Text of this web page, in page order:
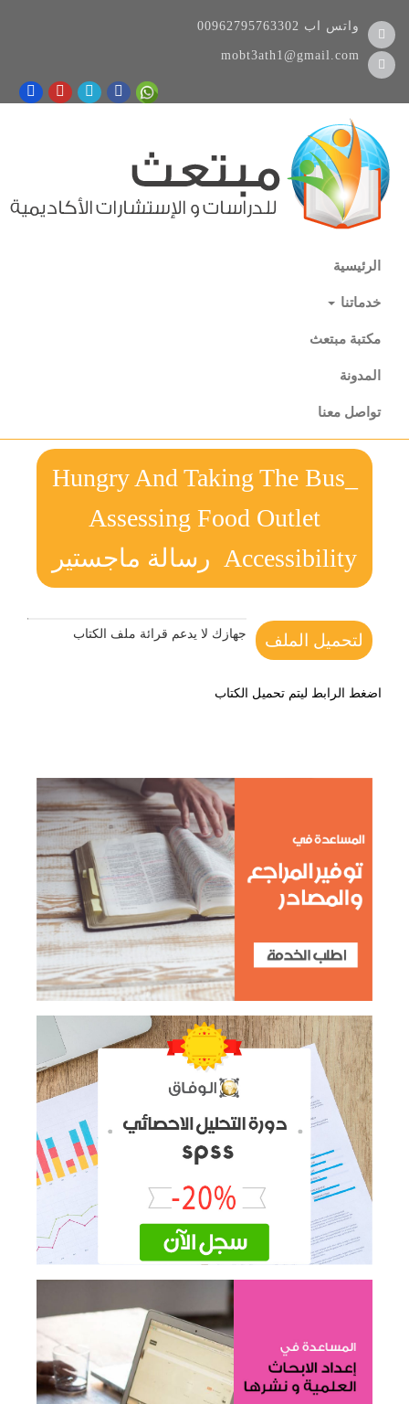
00962795763302 واتس اب
mobt3ath1@gmail.com
الرئيسية
خدماتنا
مكتبة مبتعث
المدونة
تواصل معنا
Hungry And Taking The Bus_
Assessing Food Outlet
Accessibility رسالة ماجستير
لتحميل الملف جهازك لا يدعم قرائة ملف الكتاب
اضغط الرابط ليتم تحميل الكتاب